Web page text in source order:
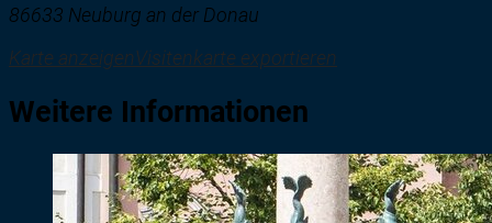
86633 Neuburg an der Donau
Karte anzeigenVisitenkarte exportieren
Weitere Informationen